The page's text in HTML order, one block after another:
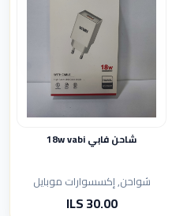
شاحن فابي 18w vabi
شواحن, إكسسوارات موبايل
30.00 ILS